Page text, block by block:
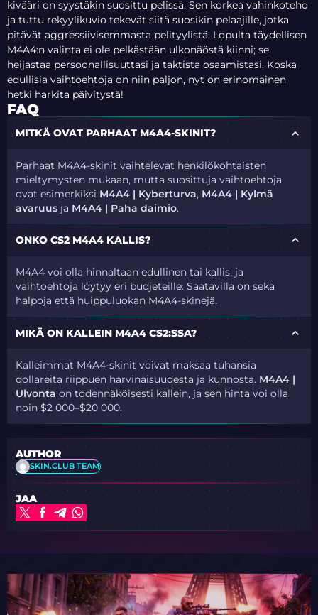
kivääri on syystäkin suosittu pelissä. Sen korkea vahinkoteho
ja tuttu rekyylikuvio tekevät siitä suosikin pelaajille, jotka
pitävät aggressiivisemmasta pelityylistä. Lopulta täydellisen
M4A4:n valinta ei ole pelkästään ulkonäöstä kiinni; se
heijastaa persoonallisuuttasi ja taktista osaamistasi. Koska
edullisia vaihtoehtoja on niin paljon, nyt on erinomainen
hetki harkita päivitystä!
FAQ
MITKÄ OVAT PARHAAT M4A4-SKINIT?
Parhaat M4A4-skinit vaihtelevat henkilökohtaisten
mieltymysten mukaan, mutta suosittuja vaihtoehtoja
ovat esimerkiksi M4A4 | Kyberturva, M4A4 | Kylmä
avaruus ja M4A4 | Paha daimio.
ONKO CS2 M4A4 KALLIS?
M4A4 voi olla hinnaltaan edullinen tai kallis, ja
vaihtoehtoja löytyy eri budjeteille. Saatavilla on sekä
halpoja että huippuluokan M4A4-skinejä.
MIKÄ ON KALLEIN M4A4 CS2:SSA?
Kalleimmat M4A4-skinit voivat maksaa tuhansia
dollareita riippuen harvinaisuudesta ja kunnosta. M4A4 |
Ulvonta on todennäköisesti kallein, ja sen hinta voi olla
noin $2 000–$20 000.
AUTHOR
SKIN.CLUB TEAM
JAA